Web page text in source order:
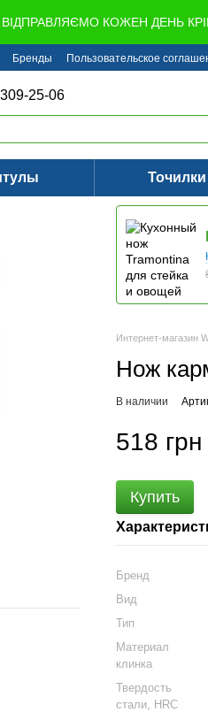
КОЖЕН ДЕНЬ
Бренды Пользовательское
25-06
Интернет-магазин
Нож
В наличии
518 грн
Купить
Бренд
Вид
Тип
Материал
клинка
Твердость
стали, HRC